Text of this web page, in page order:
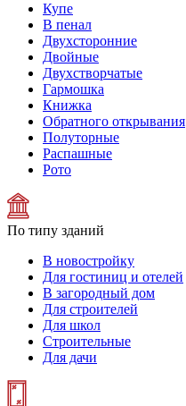
Купе
В пенал
Двухсторонние
Двойные
Двухстворчатые
Гармошка
Книжка
Обратного открывания
Полуторные
Распашные
Рото
По типу зданий
В новостройку
Для гостиниц и отелей
В загородный дом
Для строителей
Для школ
Строительные
Для дачи